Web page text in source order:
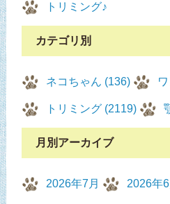
トリミング♪
カテゴリ別
ネコちゃん (136)
トリミング (2119)
月別アーカイブ
2026年7月 2026年6